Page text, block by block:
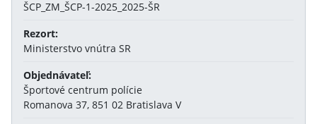
ŠCP_ZM_ŠCP-1-2025_2025-ŠR
Rezort:
Ministerstvo vnútra SR
Objednávateľ:
Športové centrum polície
Romanova 37, 851 02 Bratislava V